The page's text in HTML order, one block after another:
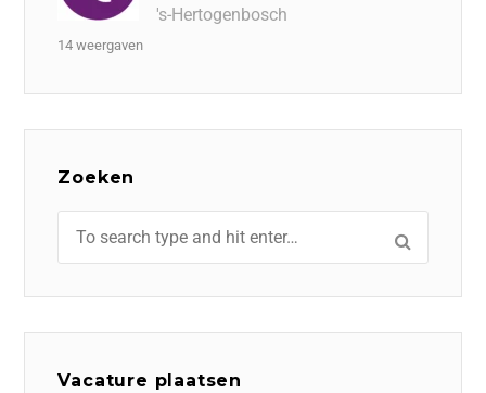
's-Hertogenbosch
14 weergaven
Zoeken
Vacature plaatsen